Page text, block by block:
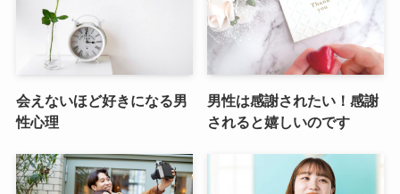
会えないほど好きになる男
性心理
男性は感謝されたい！感謝
されると嬉しいのです